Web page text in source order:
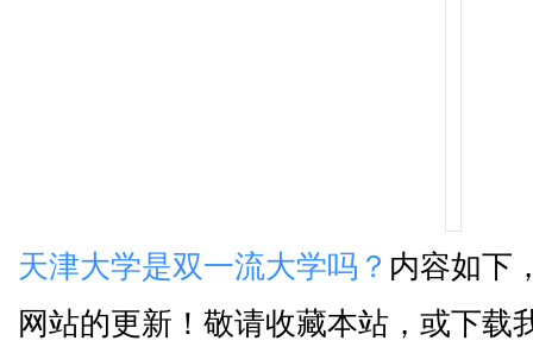
天津大学是双一流大学吗？ 内容如下
网站的更新！敬请收藏本站，或下载